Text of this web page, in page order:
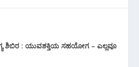
ಶಿಬಿರ : ಯುವಶಕ್ತಿಯ ಸಹಯೋಗ – ಎಲ್ಲವೂ